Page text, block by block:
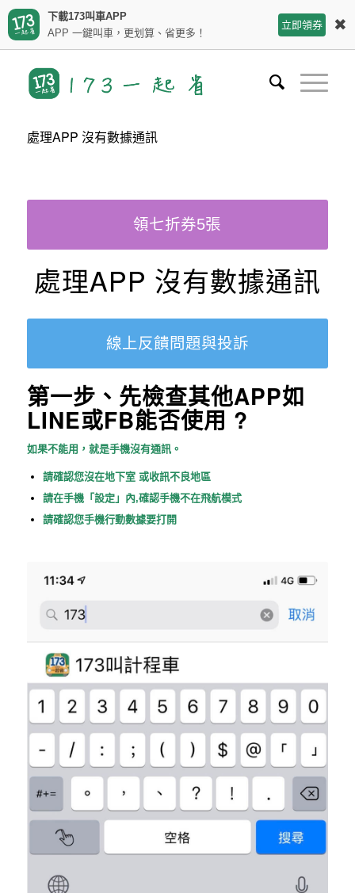
下載173叫車APP
APP 一鍵叫車，更划算、省更多！
立即領券 ✖
處理APP 沒有數據通訊
領七折券5張
處理APP 沒有數據通訊
線上反饋問題與投訴
第一步、先檢查其他APP如
LINE或FB能否使用 ?
如果不能用，就是手機沒有通訊。
請確認您沒在地下室 或收訊不良地區
請在手機「 設定」 內,確認手機不在飛航模式
請確認您手機行動數據要打開